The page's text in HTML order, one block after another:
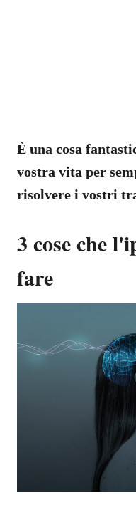
È una cosa
vostra vita per
risolvere i vostri
3 cose che
fare